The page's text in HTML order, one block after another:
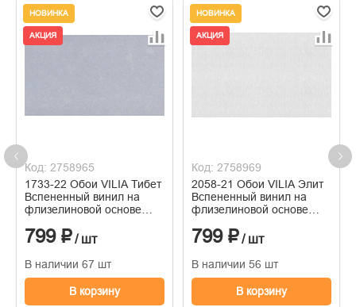
НОВИНКА
АКЦИЯ
Код: 2758965
1733-22 Обои VILIA Тибет
Вспененный винил на
флизелиновой основе
799 ₽/ шт
В наличии 67 шт
В корзину
НОВИНКА
АКЦИЯ
Код: 2758969
2058-21 Обои VILIA Элит
Вспененный винил на
флизелиновой основе
799 ₽/ шт
В наличии 56 шт
В корзину